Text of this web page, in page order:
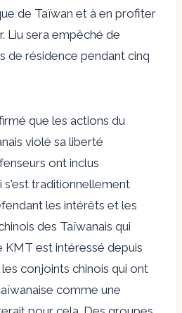
de Taïwan et à en profiter
Liu sera empêché de
de résidence pendant cinq
que les actions du
violé sa liberté
ont inclus
s'est traditionnellement
les intérêts et les
des Taïwanais qui
KMT est intéressé depuis
conjoints chinois qui ont
comme une